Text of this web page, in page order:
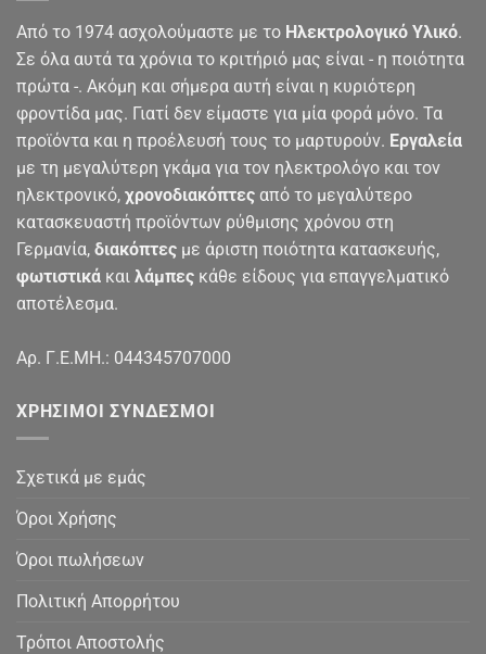
Από το 1974 ασχολούμαστε με το Ηλεκτρολογικό Υλικό.
Σε όλα αυτά τα χρόνια το κριτήριό μας είναι - η ποιότητα
πρώτα -. Ακόμη και σήμερα αυτή είναι η κυριότερη
φροντίδα μας. Γιατί δεν είμαστε για μία φορά μόνο. Τα
προϊόντα και η προέλευσή τους το μαρτυρούν. Εργαλεία
με τη μεγαλύτερη γκάμα για τον ηλεκτρολόγο και τον
ηλεκτρονικό, χρονοδιακόπτες από το μεγαλύτερο
κατασκευαστή προϊόντων ρύθμισης χρόνου στη
Γερμανία, διακόπτες με άριστη ποιότητα κατασκευής,
φωτιστικά και λάμπες κάθε είδους για επαγγελματικό
αποτέλεσμα.
Αρ. Γ.Ε.ΜΗ.: 044345707000
ΧΡΉΣΙΜΟΙ ΣΎΝΔΕΣΜΟΙ
Σχετικά με εμάς
Όροι Χρήσης
Όροι πωλήσεων
Πολιτική Απορρήτου
Τρόποι Αποστολής